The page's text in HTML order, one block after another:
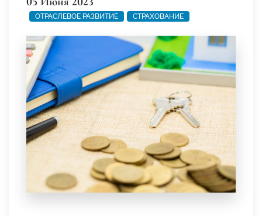
ОТРАСЛЕВОЕ РАЗВИТИЕ СТРАХОВАНИЕ